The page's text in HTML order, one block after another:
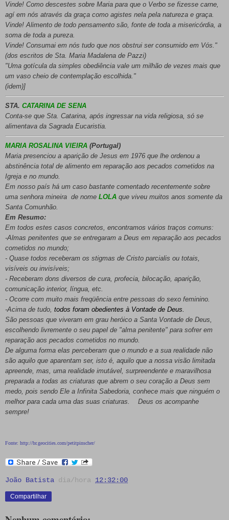
Vinde! Como descestes sobre Maria para que o Verbo se fizesse carne,
agí em nós através da graça como agistes nela pela natureza e graça.
Vinde! Alimento de todo pensamento são, fonte de toda a misericórdia, a
soma de toda a pureza.
Vinde! Consumai em nós tudo que nos obstrui ser consumido em Vós."
(dos escritos de Sta. Maria Madalena de Pazzi)
"Uma gotícula da simples obediência vale um milhão de vezes mais que
um vaso cheio de contemplação escolhida."
(idem)]
STA. CATARINA DE SENA
Conta-se que Sta. Catarina, após ingressar na vida religiosa, só se
alimentava da Sagrada Eucaristia.
MARIA ROSALINA VIEIRA (Portugal)
Maria presenciou a aparição de Jesus em 1976 que lhe ordenou a
abstinência total de alimento em reparação aos pecados cometidos na
Igreja e no mundo.
Em nosso país há um caso bastante comentado recentemente sobre
uma senhora mineira de nome LOLA que viveu muitos anos somente da
Santa Comunhão.
Em Resumo:
Em todos estes casos concretos, encontramos vários traços comuns:
-Almas penitentes que se entregaram a Deus em reparação aos pecados
cometidos no mundo;
- Quase todos receberam os stigmas de Cristo parcialis ou totais,
visíveis ou invisíveis;
- Receberam dons diversos de cura, profecia, bilocação, aparição,
comunicação interior, língua, etc.
- Ocorre com muito mais freqüência entre pessoas do sexo feminino.
-Acima de tudo, todos foram obedientes à Vontade de Deus.
São pessoas que viveram em grau heróico a Santa Vontade de Deus,
escolhendo livremente o seu papel de "alma penitente" para sofrer em
reparação aos pecados cometidos no mundo.
De alguma forma elas perceberam que o mundo e a sua realidade não
são aquilo que aparentam ser, isto é, aquilo que a nossa visão limitada
apreende, mas, uma realidade imutável, surpreendente e maravilhosa
preparada a todas as criaturas que abrem o seu coração a Deus sem
medo, pois sendo Ele a Infinita Sabedoria, conhece mais que ninguém o
melhor para cada uma das suas criaturas. Deus os acompanhe
sempre!
Fonte: http://br.geocities.com/petitpinscher/
João Batista dia/hora 12:32:00
Compartilhar